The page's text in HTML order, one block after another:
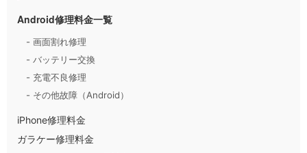
Android修理料金一覧
- 画面割れ修理
- バッテリー交換
- 充電不良修理
- その他故障（Android）
iPhone修理料金
ガラケー修理料金